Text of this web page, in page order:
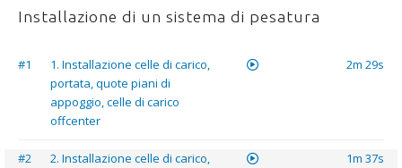
Installazione di un sistema di pesatura
#1
1. Installazione celle di carico,
portata, quote piani di
appoggio, celle di carico
offcenter
2m 29s
#2
2. Installazione celle di carico,
1m 37s